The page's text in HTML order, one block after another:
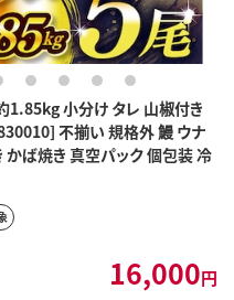
1.85kg 小分け タレ 山椒付き
不揃い 規格外 鰻 ウナ
ば焼き 真空パック 個包装 冷
6 7 8 9 10
16,000円